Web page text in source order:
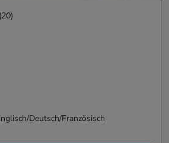
(20)
Deutsch/Französisch